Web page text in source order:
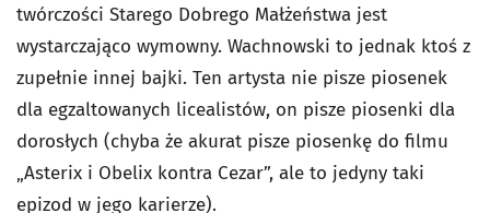
twórczości Starego Dobrego Małżeństwa jest
wystarczająco wymowny. Wachnowski to jednak ktoś z
zupełnie innej bajki. Ten artysta nie pisze piosenek
dla egzaltowanych licealistów, on pisze piosenki dla
dorosłych (chyba że akurat pisze piosenkę do filmu
„Asterix i Obelix kontra Cezar”, ale to jedyny taki
epizod w jego karierze).